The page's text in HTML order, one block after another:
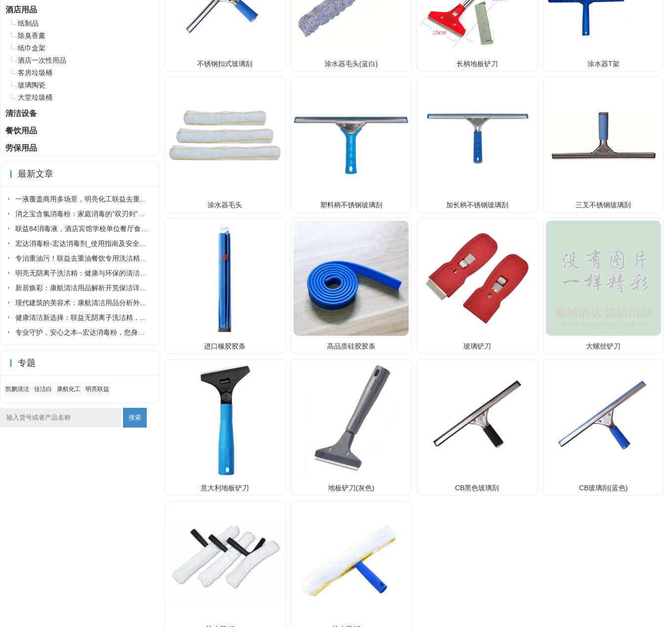
不锈钢扣式玻璃刮 涂水器毛头(蓝白) 长柄地板铲刀 涂水器T架
涂水器毛头 塑料柄不锈钢玻璃刮 加长柄不锈钢玻璃刮 三叉不锈钢玻璃刮
进口橡胶胶条 高品质硅胶胶条 玻璃铲刀 大螺丝铲刀
意大利地板铲刀 地板铲刀(灰色) CB黑色玻璃刮 CB玻璃刮(蓝色)
酒店用品
纸制品
除臭香薰
纸巾盒架
酒店一次性用品
客房垃圾桶
玻璃陶瓷
大堂垃圾桶
清洁设备
餐饮用品
劳保用品
最新文章
专题
凯鹏清洁 佳洁白 康航化工 明亮联益
搜索